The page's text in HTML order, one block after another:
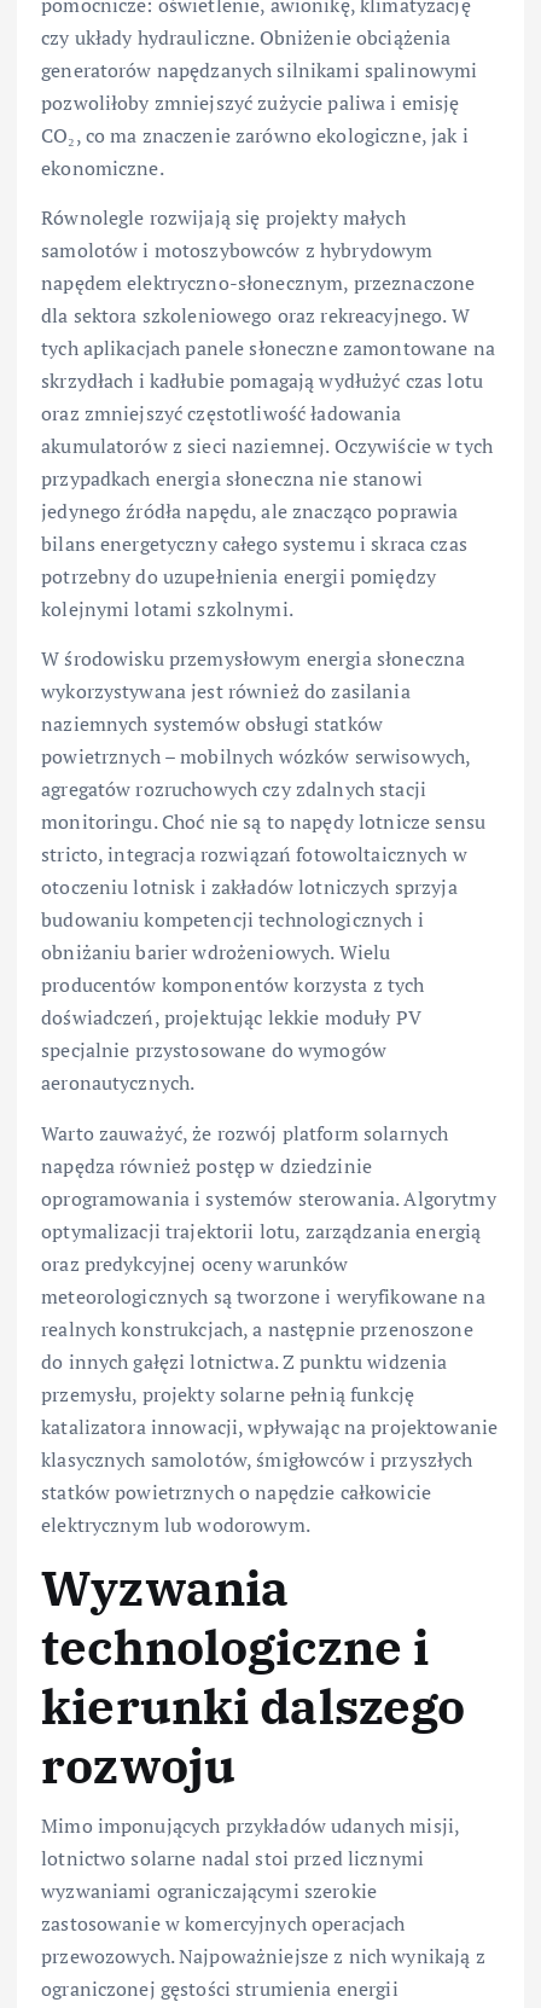
czy układy hydrauliczne. Obniżenie obciążenia
generatorów napędzanych silnikami spalinowymi
pozwoliłoby zmniejszyć zużycie paliwa i emisję
CO₂, co ma znaczenie zarówno ekologiczne, jak i
ekonomiczne.
Równolegle rozwijają się projekty małych
samolotów i motoszybowców z hybrydowym
napędem elektryczno-słonecznym, przeznaczone
dla sektora szkoleniowego oraz rekreacyjnego. W
tych aplikacjach panele słoneczne zamontowane na
skrzydłach i kadłubie pomagają wydłużyć czas lotu
oraz zmniejszyć częstotliwość ładowania
akumulatorów z sieci naziemnej. Oczywiście w tych
przypadkach energia słoneczna nie stanowi
jedynego źródła napędu, ale znacząco poprawia
bilans energetyczny całego systemu i skraca czas
potrzebny do uzupełnienia energii pomiędzy
kolejnymi lotami szkolnymi.
W środowisku przemysłowym energia słoneczna
wykorzystywana jest również do zasilania
naziemnych systemów obsługi statków
powietrznych – mobilnych wózków serwisowych,
agregatów rozruchowych czy zdalnych stacji
monitoringu. Choć nie są to napędy lotnicze sensu
stricto, integracja rozwiązań fotowoltaicznych w
otoczeniu lotnisk i zakładów lotniczych sprzyja
budowaniu kompetencji technologicznych i
obniżaniu barier wdrożeniowych. Wielu
producentów komponentów korzysta z tych
doświadczeń, projektując lekkie moduły PV
specjalnie przystosowane do wymogów
aeronautycznych.
Warto zauważyć, że rozwój platform solarnych
napędza również postęp w dziedzinie
oprogramowania i systemów sterowania. Algorytmy
optymalizacji trajektorii lotu, zarządzania energią
oraz predykcyjnej oceny warunków
meteorologicznych są tworzone i weryfikowane na
realnych konstrukcjach, a następnie przenoszone
do innych gałęzi lotnictwa. Z punktu widzenia
przemysłu, projekty solarne pełnią funkcję
katalizatora innowacji, wpływając na projektowanie
klasycznych samolotów, śmigłowców i przyszłych
statków powietrznych o napędzie całkowicie
elektrycznym lub wodorowym.
Wyzwania
technologiczne i
kierunki dalszego
rozwoju
Mimo imponujących przykładów udanych misji,
lotnictwo solarne nadal stoi przed licznymi
wyzwaniami ograniczającymi szerokie
zastosowanie w komercyjnych operacjach
przewozowych. Najpoważniejsze z nich wynikają z
ograniczonej gęstości strumienia energii